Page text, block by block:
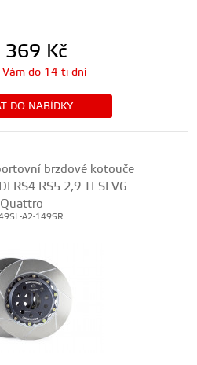
369 Kč
Vám do 14 ti dní
DO NABÍDKY
brzdové kotouče
RS4 RS5 2,9 TFSI V6
Quattro
A2-149SR